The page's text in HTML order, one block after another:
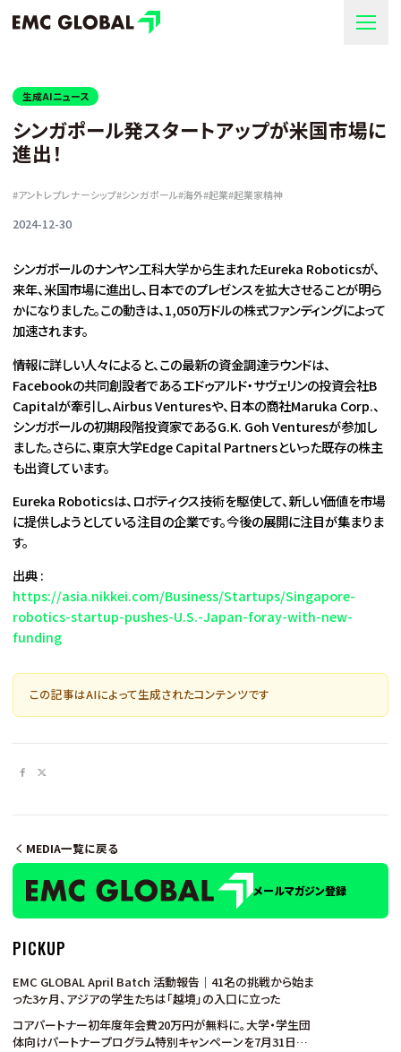
生成AIニュース
シンガポール発スタートアップが米国市場に
進出！
#アントレプレナーシップ#シンガポール#海外#起業#起業家精神
2024-12-30
シンガポールのナンヤン工科大学から生まれたEureka Roboticsが、
来年、米国市場に進出し、日本でのプレゼンスを拡大させることが明ら
かになりました。この動きは、1,050万ドルの株式ファンディングによって
加速されます。
情報に詳しい人々によると、この最新の資金調達ラウンドは、
Facebookの共同創設者であるエドゥアルド・サヴェリンの投資会社B
Capitalが牽引し、Airbus Venturesや、日本の商社Maruka Corp.、
シンガポールの初期段階投資家であるG.K. Goh Venturesが参加し
ました。さらに、東京大学Edge Capital Partnersといった既存の株主
も出資しています。
Eureka Roboticsは、ロボティクス技術を駆使して、新しい価値を市場
に提供しようとしている注目の企業です。今後の展開に注目が集まりま
す。
出典 :
https://asia.nikkei.com/Business/Startups/Singapore-
robotics-startup-pushes-U.S.-Japan-foray-with-new-
funding
この記事はAIによって生成されたコンテンツです
MEDIA一覧に戻る
メールマガジン登録
PICKUP
EMC GLOBAL April Batch 活動報告｜41名の挑戦から始ま
った3ヶ月、アジアの学生たちは「越境」の入口に立った
コアパートナー初年度年会費20万円が無料に。大学・学生団
体向けパートナープログラム特別キャンペーンを7月31日ま